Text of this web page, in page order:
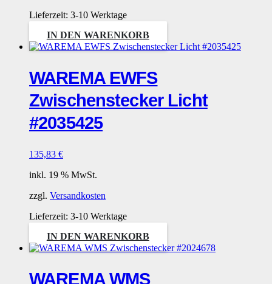
Lieferzeit: 3-10 Werktage
IN DEN WARENKORB
WAREMA EWFS
Zwischenstecker Licht
#2035425
135,83 €
inkl. 19 % MwSt.
zzgl. Versandkosten
Lieferzeit: 3-10 Werktage
IN DEN WARENKORB
WAREMA WMS